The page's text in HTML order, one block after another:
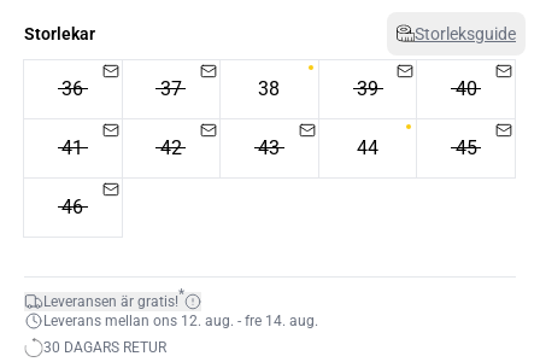
Storlekar Storleksguide
36 37 38 39 40
41 42 43 44 45
46
Leveransen är gratis!*
Leverans mellan ons 12. aug. - fre 14. aug.
30 DAGARS RETUR